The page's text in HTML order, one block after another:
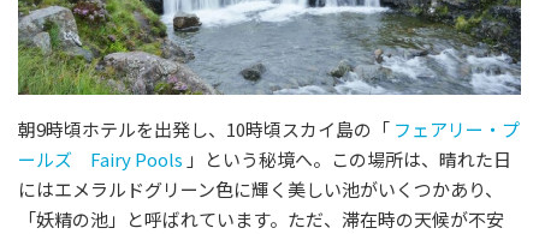
朝9時頃ホテルを出発し、10時頃スカイ島の「 フェアリー・プ
ールズ Fairy Pools 」という秘境へ。この場所は、晴れた日
にはエメラルドグリーン色に輝く美しい池がいくつかあり、
「妖精の池」と呼ばれています。ただ、滞在時の天候が不安